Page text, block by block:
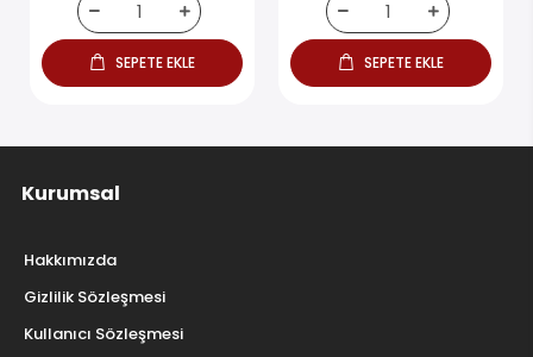
SEPETE EKLE SEPETE EKLE
Kurumsal
Hakkımızda
Gizlilik Sözleşmesi
Kullanıcı Sözleşmesi